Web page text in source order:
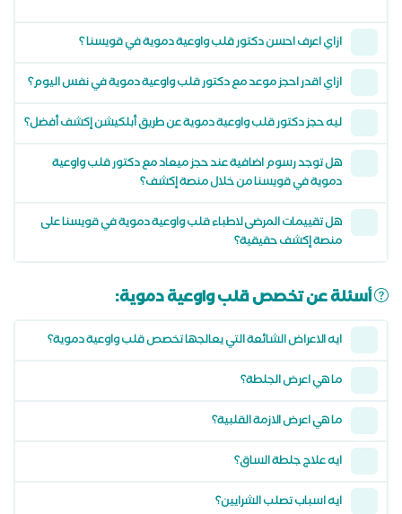
ازاي اعرف احسن دكتور قلب واوعية دموية في قويسنا ؟
ازاي اقدر احجز موعد مع دكتور قلب واوعية دموية في نفس اليوم؟
ليه حجز دكتور قلب واوعية دموية عن طريق أبلكيشن إكشف أفضل؟
هل توجد رسوم اضافية عند حجز ميعاد مع دكتور قلب واوعية
دموية في قويسنا من خلال منصة إكشف؟
هل تقييمات المرضى لاطباء قلب واوعية دموية في قويسنا على
منصة إكشف حقيقية؟
أسئلة عن تخصص قلب واوعية دموية:
ايه الاعراض الشائعة التي يعالجها تخصص قلب واوعية دموية؟
ما هي اعرض الجلطة؟
ما هي اعرض الازمة القلبية؟
ايه علاج جلطة الساق؟
ايه اسباب تصلب الشرايين؟